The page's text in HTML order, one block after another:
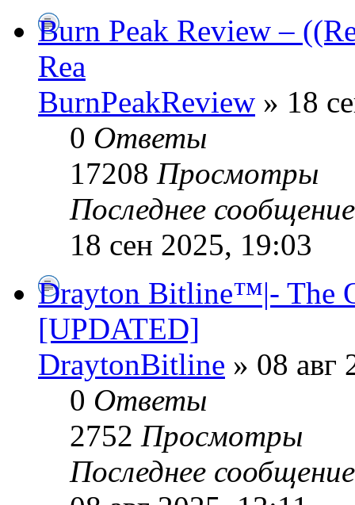
Burn Peak Review –
Rea
BurnPeakReview » 18
0 Ответы
17208 Просмотры
Последнее
18 сен 2025, 19:03
Drayton Bitline™|- The
[UPDATED]
DraytonBitline » 08 авг
0 Ответы
2752 Просмотры
Последнее